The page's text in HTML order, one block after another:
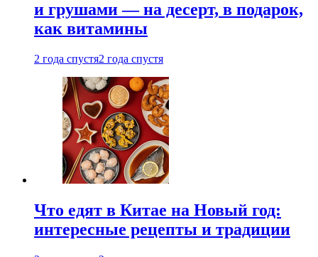
и грушами — на десерт, в подарок,
как витамины
2 года спустя2 года спустя
Что едят в Китае на Новый год:
интересные рецепты и традиции